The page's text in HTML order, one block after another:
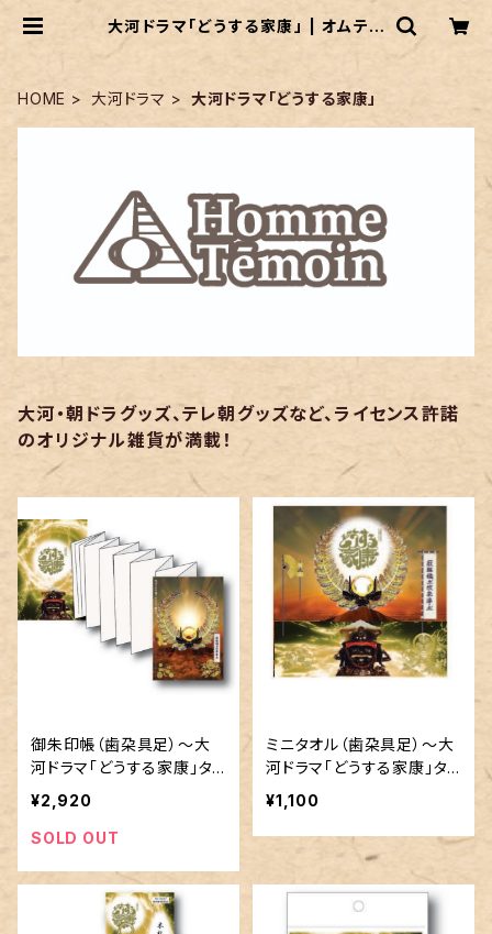
大河ドラマ「どうする家康」 | オムテモ
HOME 大河ドラマ 大河ドラマ「どうする家康」
大河・朝ドラグッズ、テレ朝グッズなど、ライセンス許諾
のオリジナル雑貨が満載！
御朱印帳（歯朶具足）～大
河ドラマ「どうする家康」タ
イトルロゴ使用許諾商品
¥2,920
SOLD OUT
ミニタオル（歯朶具足）～大
河ドラマ「どうする家康」タ
イトルロゴ使用許諾商品
¥1,100